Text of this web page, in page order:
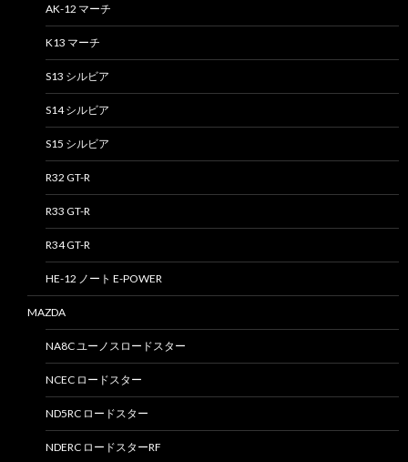
AK-12 マーチ
K13 マーチ
S13 シルビア
S14 シルビア
S15 シルビア
R32 GT-R
R33 GT-R
R34 GT-R
HE-12 ノート E-POWER
MAZDA
NA8C ユーノスロードスター
NCEC ロードスター
ND5RC ロードスター
NDERC ロードスターRF